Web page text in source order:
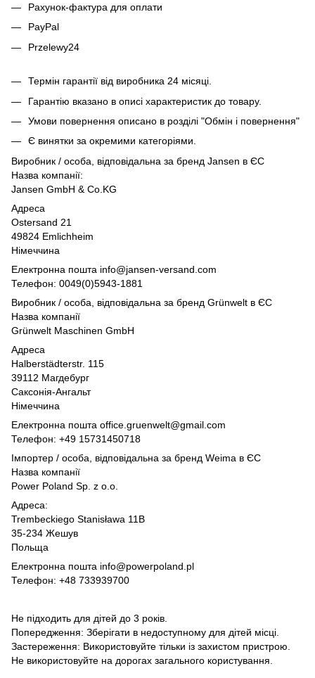
Рахунок-фактура для оплати
PayPal
Przelewy24
Термін гарантії від виробника 24 місяці.
Гарантію вказано в описі характеристик до товару.
Умови повернення описано в розділі "Обмін і повернення"
Є винятки за окремими категоріями.
Виробник / особа, відповідальна за бренд Jansen в ЄС
Назва компанії:
Jansen GmbH & Co.KG
Адреса
Ostersand 21
49824 Emlichheim
Німеччина
Електронна пошта info@jansen-versand.com
Телефон: 0049(0)5943-1881
Виробник / особа, відповідальна за бренд Grünwelt в ЄС
Назва компанії
Grünwelt Maschinen GmbH
Адреса
Halberstädterstr. 115
39112 Магдебург
Саксонія-Ангальт
Німеччина
Електронна пошта office.gruenwelt@gmail.com
Телефон: +49 15731450718
Імпортер / особа, відповідальна за бренд Weima в ЄС
Назва компанії
Power Poland Sp. z o.o.
Адреса:
Trembeckiego Stanisława 11B
35-234 Жешув
Польща
Електронна пошта info@powerpoland.pl
Телефон: +48 733939700
Не підходить для дітей до 3 років.
Попередження: Зберігати в недоступному для дітей місці.
Застереження: Використовуйте тільки із захистом пристрою.
Не використовуйте на дорогах загального користування.